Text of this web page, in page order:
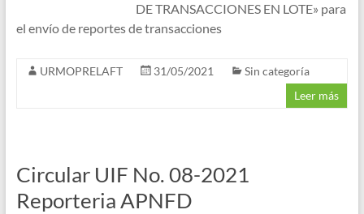
DE TRANSACCIONES EN LOTE» para
el envío de reportes de transacciones
URMOPRELAFT 31/05/2021
Sin categoría
Leer más
Circular UIF No. 08-2021
Reporteria APNFD